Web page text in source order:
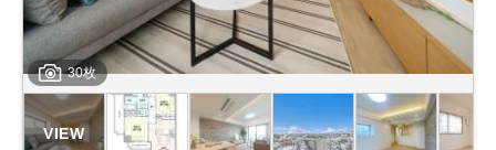
30枚